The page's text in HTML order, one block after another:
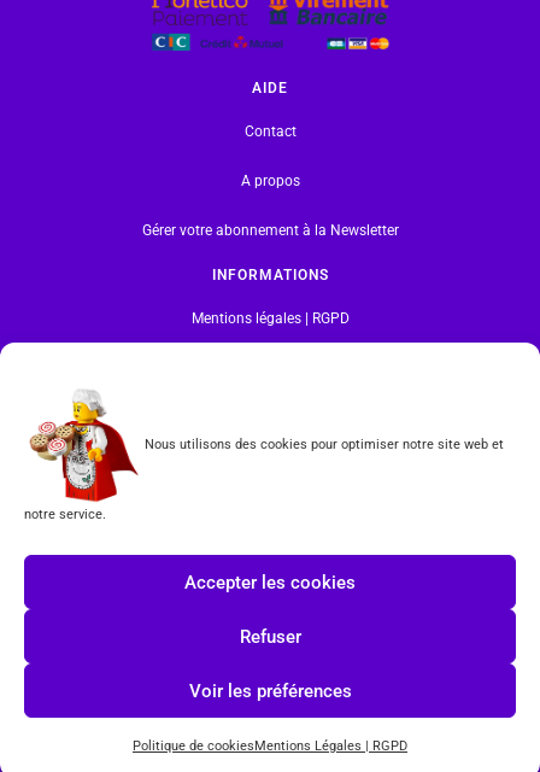
Nous utilisons des cookies pour optimiser notre site web et
notre service.
Accepter les cookies
Refuser
Voir les préférences
Politique de cookiesMentions Légales | RGPD
AIDE
Contact
A propos
Gérer votre abonnement à la Newsletter
INFORMATIONS
Mentions légales | RGPD
Formulaire de rétractation
Tous les produits vendus sur ce site sont fabriqués par LEGO exclusivement. LEGO® est une
marque déposée par The LEGO Group. Les propriétaires des marques respectives citées sur le site
INSCRIPTION À LA NEWSLETTER
J'accepte les conditions duRGPD.